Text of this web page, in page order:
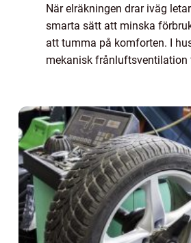
När elräkningen drar iväg
smarta sätt att minska
att tumma på komforten. I
mekanisk frånluftsventilation